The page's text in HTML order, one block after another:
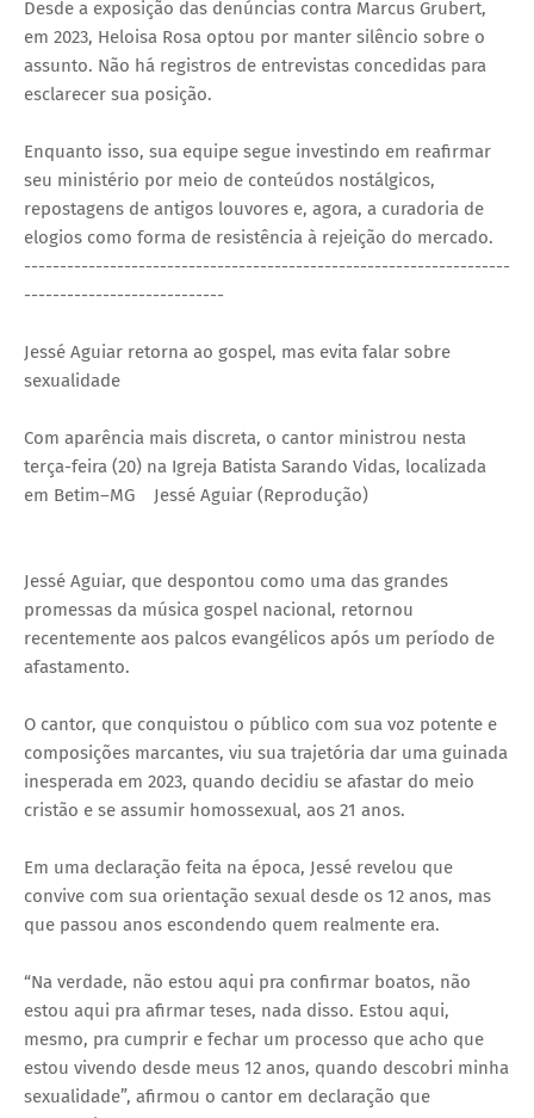
Desde a exposição das denúncias contra Marcus Grubert,
em 2023, Heloisa Rosa optou por manter silêncio sobre o
assunto. Não há registros de entrevistas concedidas para
esclarecer sua posição.
Enquanto isso, sua equipe segue investindo em reafirmar
seu ministério por meio de conteúdos nostálgicos,
repostagens de antigos louvores e, agora, a curadoria de
elogios como forma de resistência à rejeição do mercado.
--------------------------------------------------------------------
----------------------------
Jessé Aguiar retorna ao gospel, mas evita falar sobre
sexualidade
Com aparência mais discreta, o cantor ministrou nesta
terça-feira (20) na Igreja Batista Sarando Vidas, localizada
em Betim–MG
Jessé Aguiar (Reprodução)
Jessé Aguiar, que despontou como uma das grandes
promessas da música gospel nacional, retornou
recentemente aos palcos evangélicos após um período de
afastamento.
O cantor, que conquistou o público com sua voz potente e
composições marcantes, viu sua trajetória dar uma guinada
inesperada em 2023, quando decidiu se afastar do meio
cristão e se assumir homossexual, aos 21 anos.
Em uma declaração feita na época, Jessé revelou que
convive com sua orientação sexual desde os 12 anos, mas
que passou anos escondendo quem realmente era.
“Na verdade, não estou aqui pra confirmar boatos, não
estou aqui pra afirmar teses, nada disso. Estou aqui,
mesmo, pra cumprir e fechar um processo que acho que
estou vivendo desde meus 12 anos, quando descobri minha
sexualidade”, afirmou o cantor em declaração que